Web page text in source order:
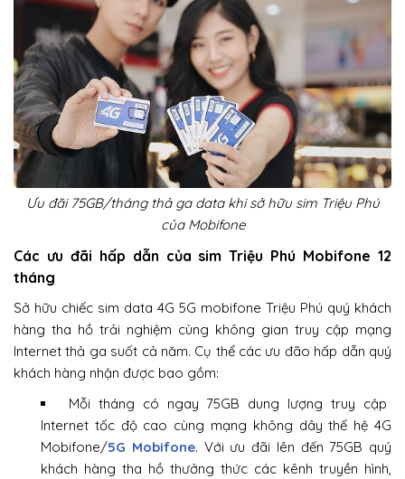
Ưu đãi 75GB/tháng thả ga data khi sở hữu sim Triệu Phú
của Mobifone
Các ưu đãi hấp dẫn của sim Triệu Phú Mobifone 12
tháng
Sở hữu chiếc sim data 4G 5G mobifone Triệu Phú quý khách
hàng tha hồ trải nghiệm cùng không gian truy cập mạng
Internet thả ga suốt cả năm. Cụ thể các ưu đão hấp dẫn quý
khách hàng nhận được bao gồm:
Mỗi tháng có ngay 75GB dung lượng truy cập
Internet tốc độ cao cùng mạng không dây thế hệ 4G
Mobifone/5G Mobifone. Với ưu đãi lên đến 75GB quý
khách hàng tha hồ thưởng thức các kênh truyền hình,